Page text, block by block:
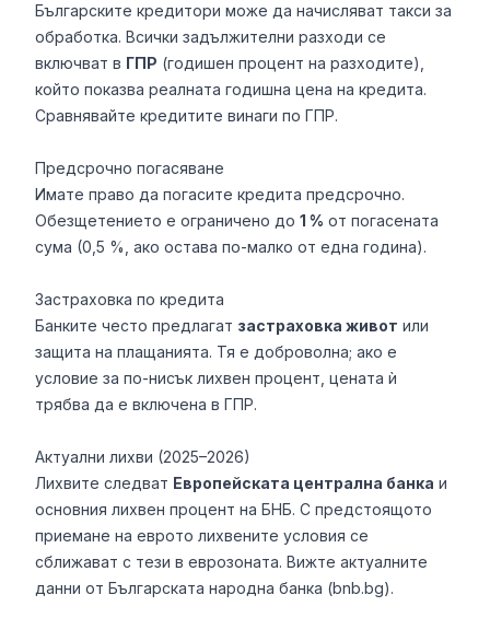
Българските кредитори може да начисляват такси за
обработка. Всички задължителни разходи се
включват в ГПР (годишен процент на разходите),
който показва реалната годишна цена на кредита.
Сравнявайте кредитите винаги по ГПР.
Предсрочно погасяване
Имате право да погасите кредита предсрочно.
Обезщетението е ограничено до 1 % от погасената
сума (0,5 %, ако остава по-малко от една година).
Застраховка по кредита
Банките често предлагат застраховка живот или
защита на плащанията. Тя е доброволна; ако е
условие за по-нисък лихвен процент, цената ѝ
трябва да е включена в ГПР.
Актуални лихви (2025–2026)
Лихвите следват Европейската централна банка и
основния лихвен процент на БНБ. С предстоящото
приемане на еврото лихвените условия се
сближават с тези в еврозоната. Вижте актуалните
данни от Българската народна банка (bnb.bg).